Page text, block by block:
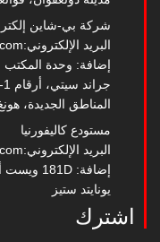
شركة بي-شاين
البريد الإلكتروني:
المناطق الجديدة،
مستودع كاليفورنيا
البريد الإلكتروني:
يونايتد ستيز
اشترك